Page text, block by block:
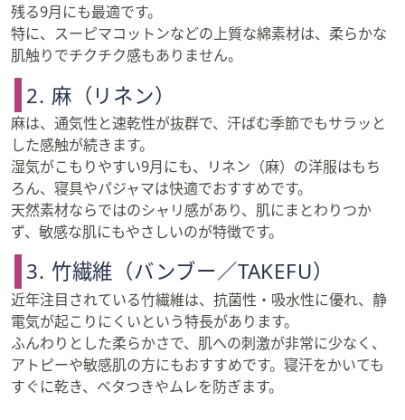
残る9月にも最適です。
特に、スーピマコットンなどの上質な綿素材は、柔らかな
肌触りでチクチク感もありません。
2. 麻（リネン）
麻は、通気性と速乾性が抜群で、汗ばむ季節でもサラッと
した感触が続きます。
湿気がこもりやすい9月にも、リネン（麻）の洋服はもち
ろん、寝具やパジャマは快適でおすすめです。
天然素材ならではのシャリ感があり、肌にまとわりつか
ず、敏感な肌にもやさしいのが特徴です。
3. 竹繊維（バンブー／TAKEFU）
近年注目されている竹繊維は、抗菌性・吸水性に優れ、静
電気が起こりにくいという特長があります。
ふんわりとした柔らかさで、肌への刺激が非常に少なく、
アトピーや敏感肌の方にもおすすめです。寝汗をかいても
すぐに乾き、ベタつきやムレを防ぎます。